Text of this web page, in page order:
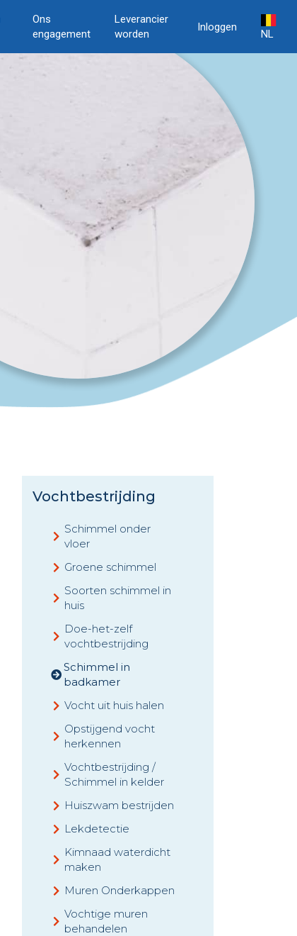
Ons
engagement
Leverancier
worden
Inloggen
NL
Vochtbestrijding
Schimmel onder
vloer
Groene schimmel
Soorten schimmel in
huis
Doe-het-zelf
vochtbestrijding
Schimmel in
badkamer
Vocht uit huis halen
Opstijgend vocht
herkennen
Vochtbestrijding /
Schimmel in kelder
Huiszwam bestrijden
Lekdetectie
Kimnaad waterdicht
maken
Muren Onderkappen
Vochtige muren
behandelen